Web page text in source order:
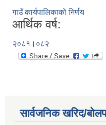
गाउँ कार्यपालिकाको निर्णय
आर्थिक वर्ष:
२०८१।०८२
सार्वजनिक खरिद/